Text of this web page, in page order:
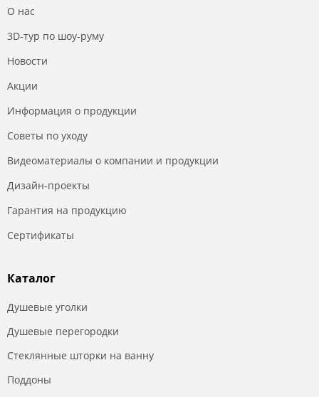
О нас
3D-тур по шоу-руму
Новости
Акции
Информация о продукции
Советы по уходу
Видеоматериалы о компании и продукции
Дизайн-проекты
Гарантия на продукцию
Сертификаты
Каталог
Душевые уголки
Душевые перегородки
Стеклянные шторки на ванну
Поддоны